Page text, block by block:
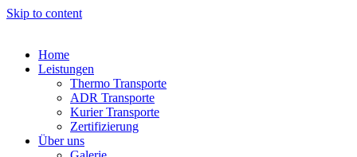
Skip to content
Home
Leistungen
Thermo Transporte
ADR Transporte
Kurier Transporte
Zertifizierung
Über uns